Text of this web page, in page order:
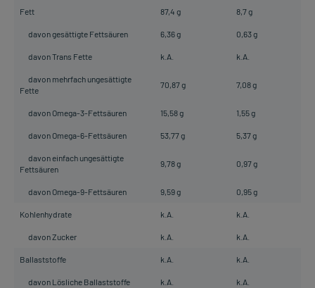
Fett 87,4 g 8,7 g
davon gesättigte Fettsäuren 6,36 g 0,63 g
davon Trans Fette k.A. k.A.
davon mehrfach ungesättigte
Fette
70,87 g 7,08 g
davon Omega-3-Fettsäuren 15,58 g 1,55 g
davon Omega-6-Fettsäuren 53,77 g 5,37 g
davon einfach ungesättigte
Fettsäuren
9,78 g 0,97 g
davon Omega-9-Fettsäuren 9,59 g 0,95 g
Kohlenhydrate k.A. k.A.
davon Zucker k.A. k.A.
Ballaststoffe k.A. k.A.
davon Lösliche Ballaststoffe k.A. k.A.